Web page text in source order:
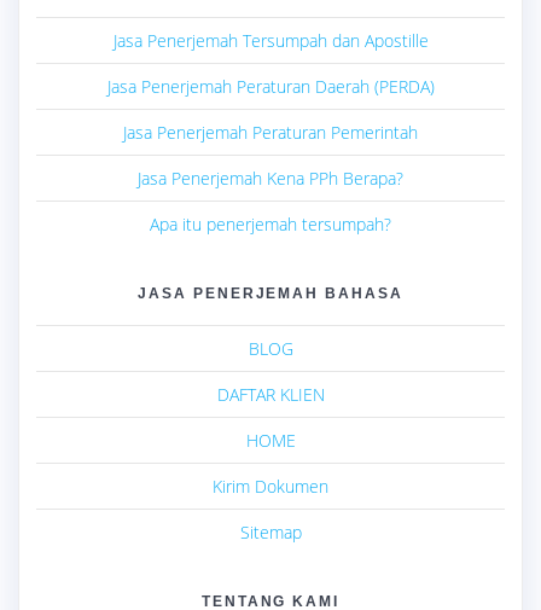
Jasa Penerjemah Tersumpah dan Apostille
Jasa Penerjemah Peraturan Daerah (PERDA)
Jasa Penerjemah Peraturan Pemerintah
Jasa Penerjemah Kena PPh Berapa?
Apa itu penerjemah tersumpah?
JASA PENERJEMAH BAHASA
BLOG
DAFTAR KLIEN
HOME
Kirim Dokumen
Sitemap
TENTANG KAMI